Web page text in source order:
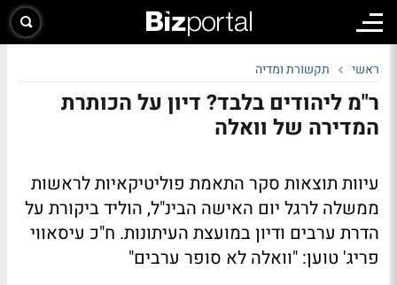
ראשי תקשורת ומדיה
ר"מ ליהודים בלבד? דיון על הכותרת
המדירה של וואלה
עיוות תוצאות סקר התאמת פוליטיקאיות לראשות
ממשלה לרגל יום האישה הבינ"ל, הוליד ביקורת על
הדרת ערבים ודיון במועצת העיתונות. ח"כ עיסאווי
פריג' טוען: "וואלה לא סופר ערבים"